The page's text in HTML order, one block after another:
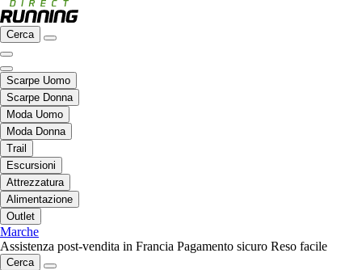
Cerca
Scarpe Uomo
Scarpe Donna
Moda Uomo
Moda Donna
Trail
Escursioni
Attrezzatura
Alimentazione
Outlet
Marche
Assistenza post-vendita in Francia Pagamento sicuro Reso facile
Cerca